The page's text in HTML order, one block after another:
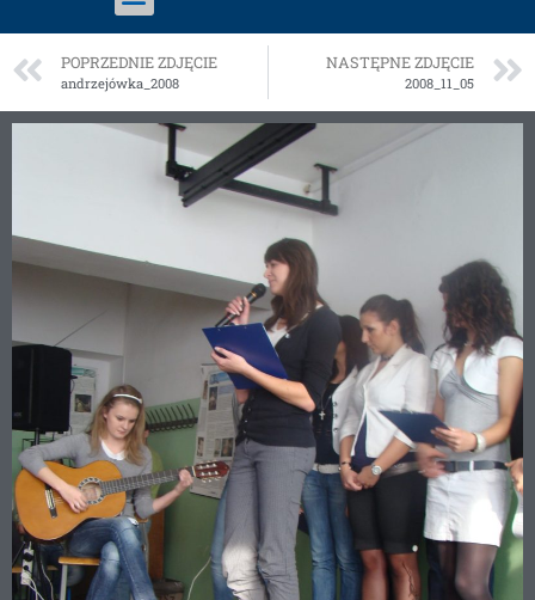
POPRZEDNIE ZDJĘCIE
andrzejówka_2008
NASTĘPNE ZDJĘCIE
2008_11_05